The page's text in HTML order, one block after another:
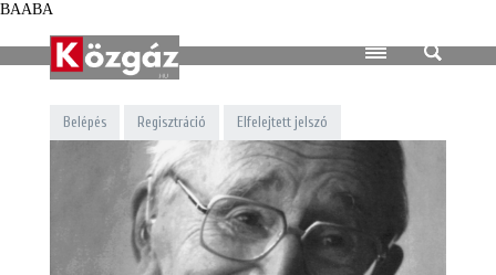
BAABA
Belépés Regisztráció Elfelejtett jelszó
Biztosítási tartam
A biztosítási szerződés időtartama, ami lehet határozott